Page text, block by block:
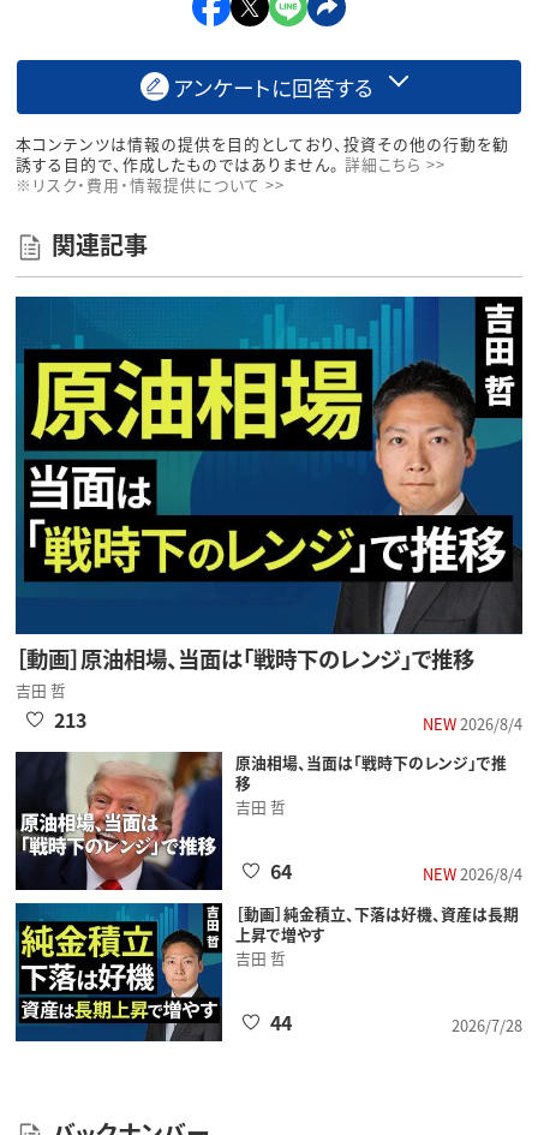
アンケートに回答する
本コンテンツは情報の提供を目的としており、投資その他の行動を勧
誘する目的で、作成したものではありません。 詳細こちら >>
※リスク・費用・情報提供について >>
関連記事
［動画］原油相場、当面は「戦時下のレンジ」で推移
吉田 哲
NEW2026/8/4
213
原油相場、当面は「戦時下のレンジ」で推
移
吉田 哲
NEW2026/8/4
64
［動画］純金積立、下落は好機、資産は長期
上昇で増やす
吉田 哲
2026/7/28
44